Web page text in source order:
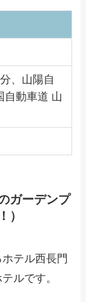
、山陽自
自動車道 山
ガーデンプ
）
テル西長門
ルです。